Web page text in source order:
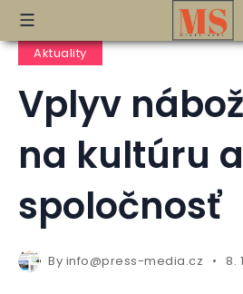
Aktuality
Vplyv
na kultúru a
spoločnosť
By info@press-media.cz 8.